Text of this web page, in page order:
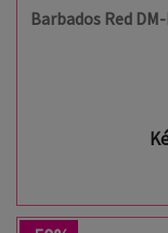
Barbados Red